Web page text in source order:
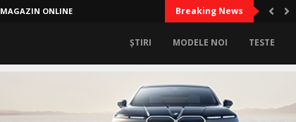
MAGAZIN ONLINE Breaking News
ȘTIRI MODELE NOI TESTE